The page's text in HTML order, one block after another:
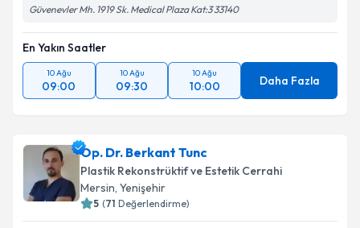
Güvenevler Mh. 1919 Sk. Medical Plaza Kat:3 33140
En Yakın Saatler
10 Ağu
09:00
10 Ağu
09:30
10 Ağu
10:00 Daha Fazla
Op. Dr. Berkant Tunc
Plastik Rekonstrüktif ve Estetik Cerrahi
Mersin, Yenişehir
5 (71 Değerlendirme)